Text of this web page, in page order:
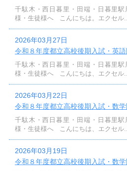
千駄木・西日暮里・田端・日暮里
様・生徒様へ こんにちは。エクセル
2026年03月27日
令和８年度都立高校後期入試・英
千駄木・西日暮里・田端・日暮里
様・生徒様へ こんにちは、エクセル
2026年03月22日
令和８年度都立高校後期入試・数学
千駄木・西日暮里・田端・日暮里
様・生徒様へ こんにちは、エクセル
2026年03月19日
令和８年度都立高校後期入試・数学